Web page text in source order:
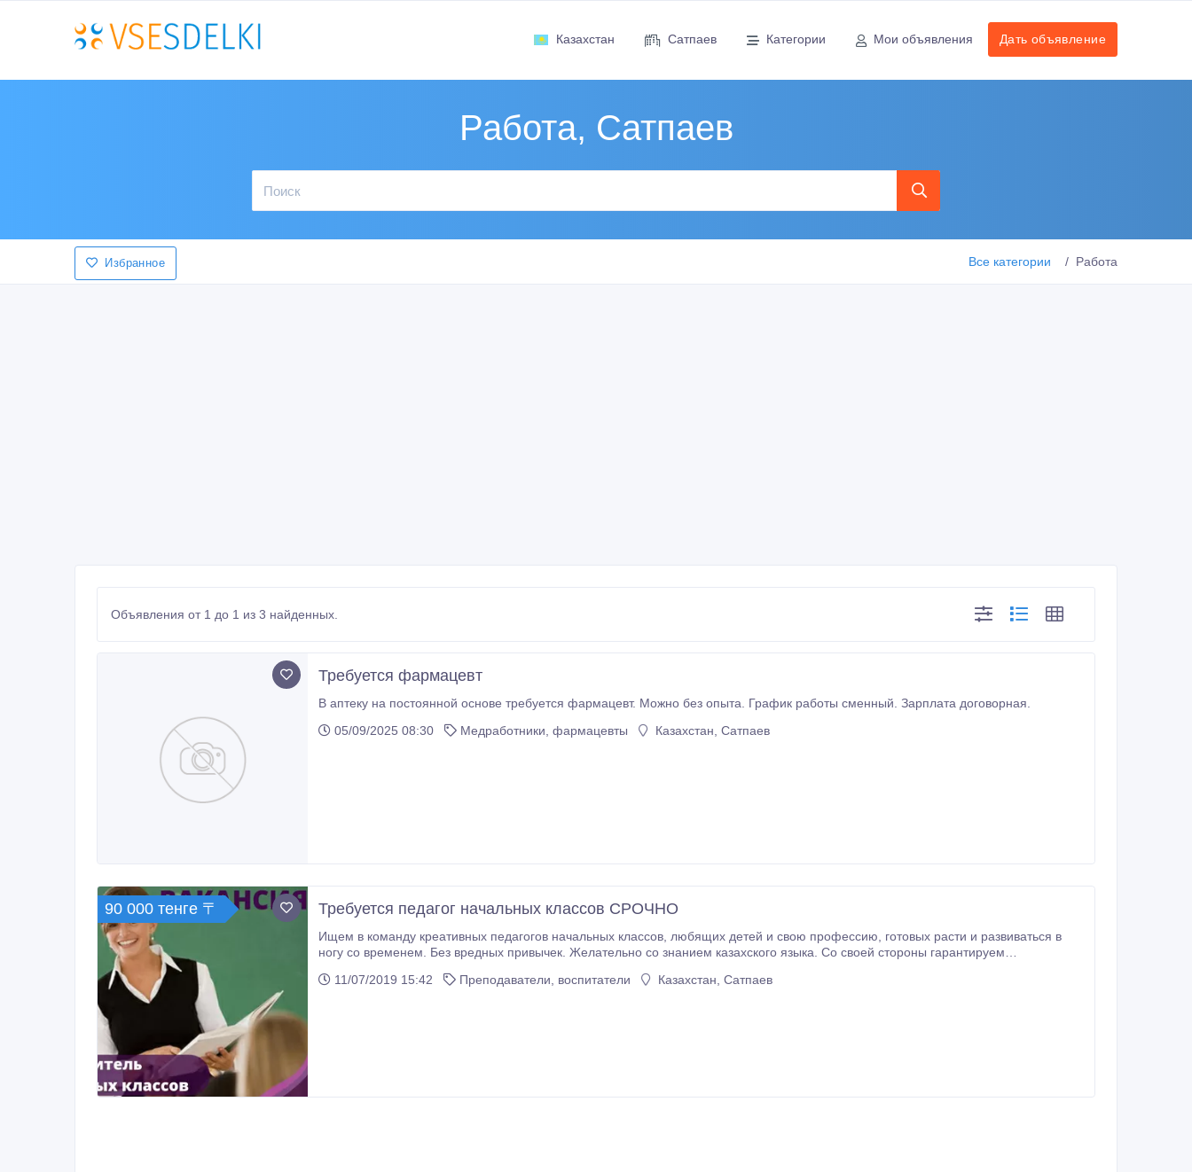
Казахстан Сатпаев Категории Мои объявления Дать объявление
Работа, Сатпаев
Избранное Все категории Работа
Объявления от 1 до 1 из 3 найденных.
Требуется фармацевт
В аптеку на постоянной основе требуется фармацевт. Можно без опыта. График работы сменный. Зарплата договорная.
05/09/2025 08:30
Медработники, фармацевты Казахстан, Сатпаев
90 000 тенге 〒 Требуется педагог начальных классов СРОЧНО
Ищем в команду креативных педагогов начальных классов, любящих детей и свою профессию, готовых расти и развиваться в
ногу со временем. Без вредных привычек. Желательно со знанием казахского языка. Со своей стороны гарантируем
11/07/2019 15:42
Преподаватели, воспитатели Казахстан, Сатпаев